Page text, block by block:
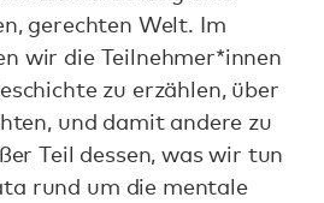
gerechten Welt. Im
wir die Teilnehmer*innen
zu erzählen, über
und damit andere zu
Teil dessen, was wir tun
rund um die mentale